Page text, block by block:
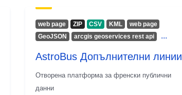
web page ZIP CSV KML
web page
GeoJSON
arcgis geoservices rest api ...
AstroBus Допълнителни линии
Отворена платформа за френски публични
данни